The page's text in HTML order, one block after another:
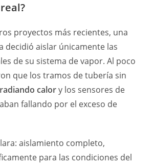
proyectos más recientes, una
decidió aislar únicamente las
de su sistema de vapor. Al poco
que los tramos de tubería sin
calory los sensores de
fallando por el exceso de
aislamiento completo,
para las condiciones del